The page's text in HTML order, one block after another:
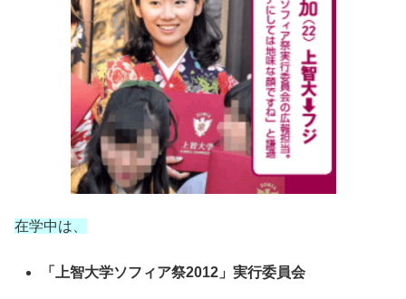
在学中は、
「上智大学ソフィア祭2012」実行委員会